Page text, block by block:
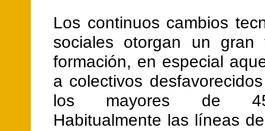
Los continuos cambios
sociales otorgan un
formación, en especial
a colectivos
los mayores de
Habitualmente las líneas